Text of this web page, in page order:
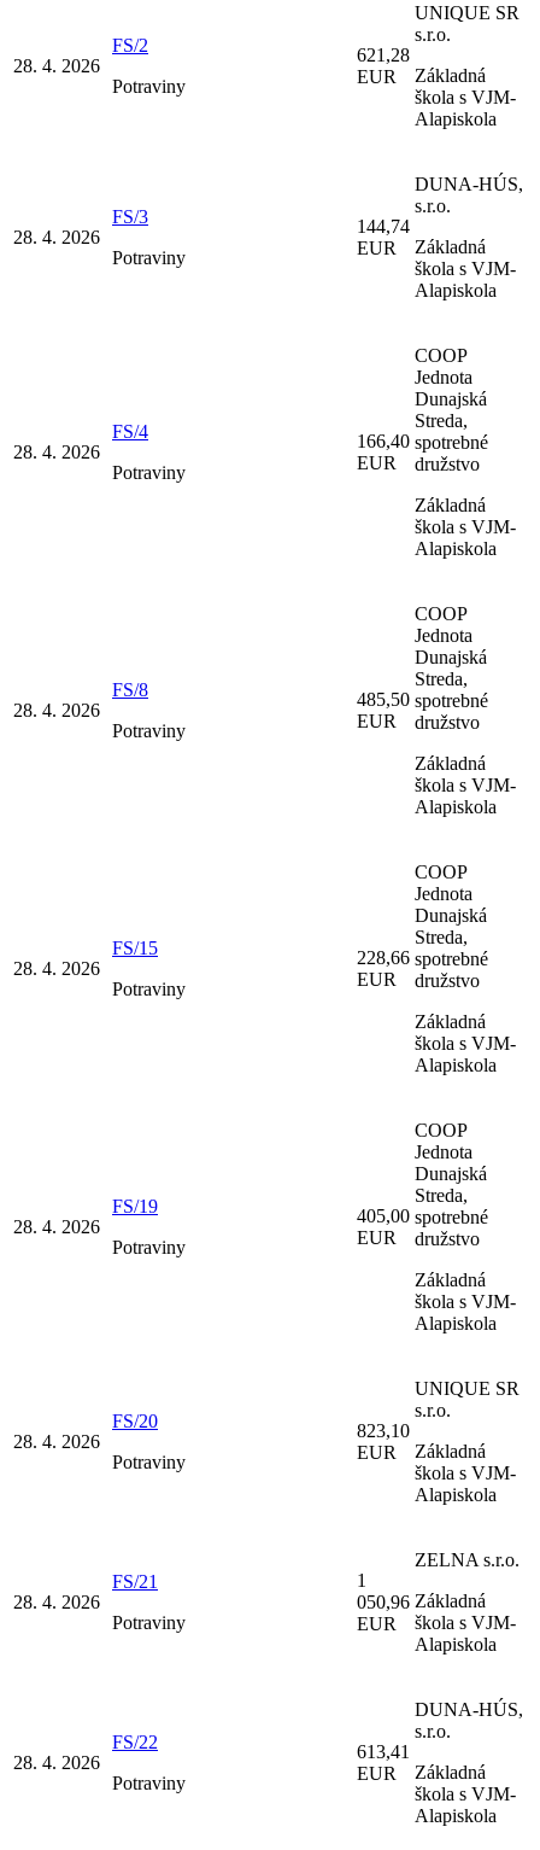
28. 4. 2026
FS/2
Potraviny
621,28
EUR
UNIQUE SR
s.r.o.
Základná
škola s VJM-
Alapiskola
28. 4. 2026
FS/3
Potraviny
144,74
EUR
DUNA-HÚS,
s.r.o.
Základná
škola s VJM-
Alapiskola
28. 4. 2026
FS/4
Potraviny
166,40
EUR
COOP
Jednota
Dunajská
Streda,
spotrebné
družstvo
Základná
škola s VJM-
Alapiskola
28. 4. 2026
FS/8
Potraviny
485,50
EUR
COOP
Jednota
Dunajská
Streda,
spotrebné
družstvo
Základná
škola s VJM-
Alapiskola
28. 4. 2026
FS/15
Potraviny
228,66
EUR
COOP
Jednota
Dunajská
Streda,
spotrebné
družstvo
Základná
škola s VJM-
Alapiskola
28. 4. 2026
FS/19
Potraviny
405,00
EUR
COOP
Jednota
Dunajská
Streda,
spotrebné
družstvo
Základná
škola s VJM-
Alapiskola
28. 4. 2026
FS/20
Potraviny
823,10
EUR
UNIQUE SR
s.r.o.
Základná
škola s VJM-
Alapiskola
28. 4. 2026
FS/21
Potraviny
1
050,96
EUR
ZELNA s.r.o.
Základná
škola s VJM-
Alapiskola
28. 4. 2026
FS/22
Potraviny
613,41
EUR
DUNA-HÚS,
s.r.o.
Základná
škola s VJM-
Alapiskola